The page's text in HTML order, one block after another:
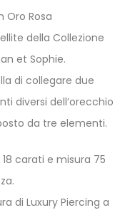
Oro Rosa
della Collezione
et Sophie.
di collegare due
diversi dell’orecchio
da tre elementi.
carati e misura 75
di Luxury Piercing a